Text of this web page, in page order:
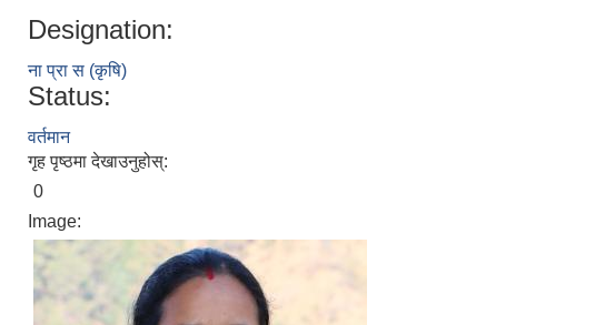
Designation:
ना प्रा‍ स‍ (कृषि)
Status:
वर्तमान
गृह पृष्ठमा देखाउनुहोस्:
0
Image: